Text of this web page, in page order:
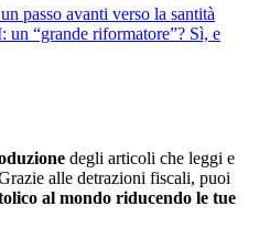
passo avanti verso la santità
un “grande riformatore”? Sì, e
degli articoli che leggi e
alle detrazioni fiscali, puoi
al mondo riducendo le tue